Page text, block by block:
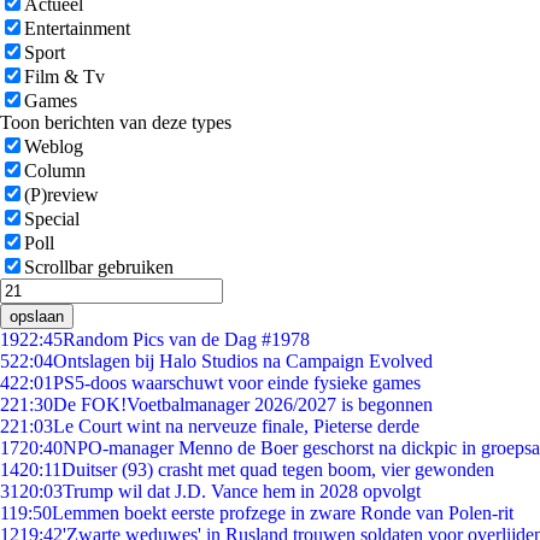
Actueel
Entertainment
Sport
Film & Tv
Games
Toon berichten van deze types
Weblog
Column
(P)review
Special
Poll
Scrollbar gebruiken
opslaan
1922:45Random Pics van de Dag #1978
522:04Ontslagen bij Halo Studios na Campaign Evolved
422:01PS5-doos waarschuwt voor einde fysieke games
221:30De FOK!Voetbalmanager 2026/2027 is begonnen
221:03Le Court wint na nerveuze finale, Pieterse derde
1720:40NPO-manager Menno de Boer geschorst na dickpic in
1420:11Duitser (93) crasht met quad tegen boom, vier gewonden
31 20:03Trump wil dat J.D. Vance hem in 2028 opvolgt
119:50Lemmen boekt eerste profzege in zware Ronde van Polen-rit
1219:42'Zwarte weduwes' in Rusland trouwen soldaten voor